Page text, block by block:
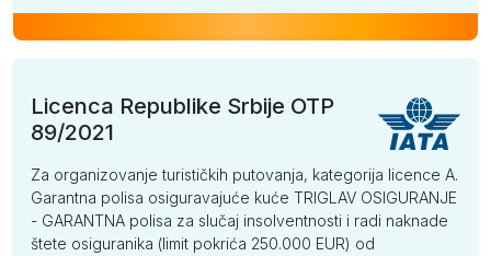
Licenca Republike Srbije OTP
89/2021
Za organizovanje turističkih putovanja, kategorija licence A.
Garantna polisa osiguravajuće kuće TRIGLAV OSIGURANJE
- GARANTNA polisa za slučaj insolventnosti i radi naknade
štete osiguranika (limit pokrića 250.000 EUR) od